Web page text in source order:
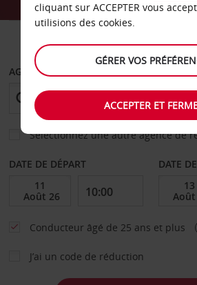
AGENCE DE DÉPART
Sélectionnez une autre agence de
DATE DE DÉPART DATE
Conducteur âgé de 25 ans et plus
J’ai un code de réduction
cliquant sur ACCEPTER vous
utilisions des cookies.
GÉRER VOS
ACCEPTER ET